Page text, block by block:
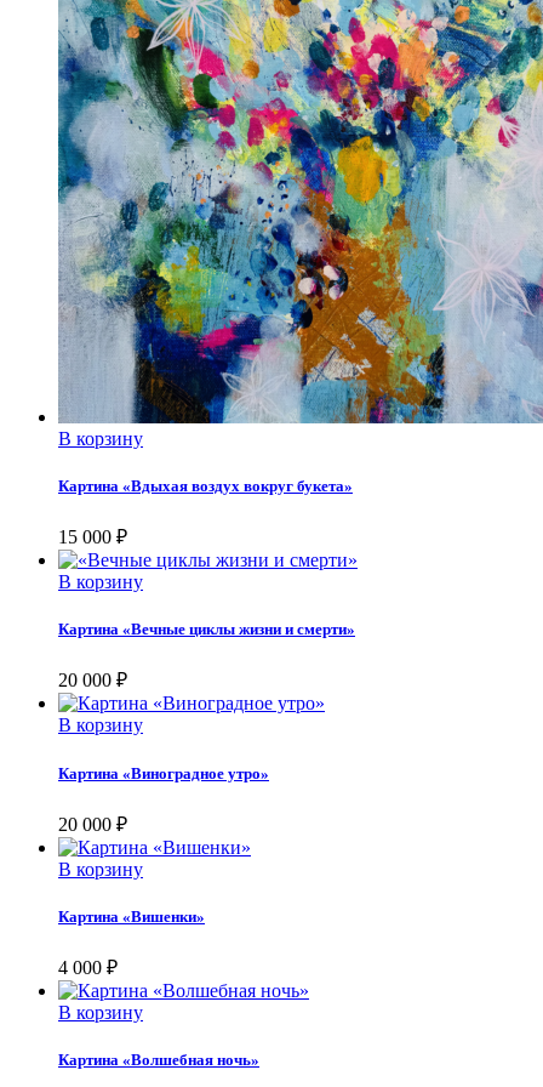
Договор-оферта
В корзину
Картина «Вдыхая воздух вокруг букета»
15 000 ₽
В корзину
Картина «Вечные циклы жизни и смерти»
20 000 ₽
В корзину
Картина «Виноградное утро»
20 000 ₽
В корзину
Картина «Вишенки»
4 000 ₽
В корзину
Картина «Волшебная ночь»